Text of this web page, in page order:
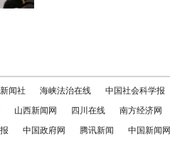
闻社 海峡法治在线 中国社会科学报
山西新闻网 四川在线 南方经济网
中国政府网 腾讯新闻 中国新闻网